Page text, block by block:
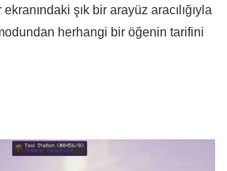
şık bir arayüz aracılığıyla
herhangi bir öğenin tarifini